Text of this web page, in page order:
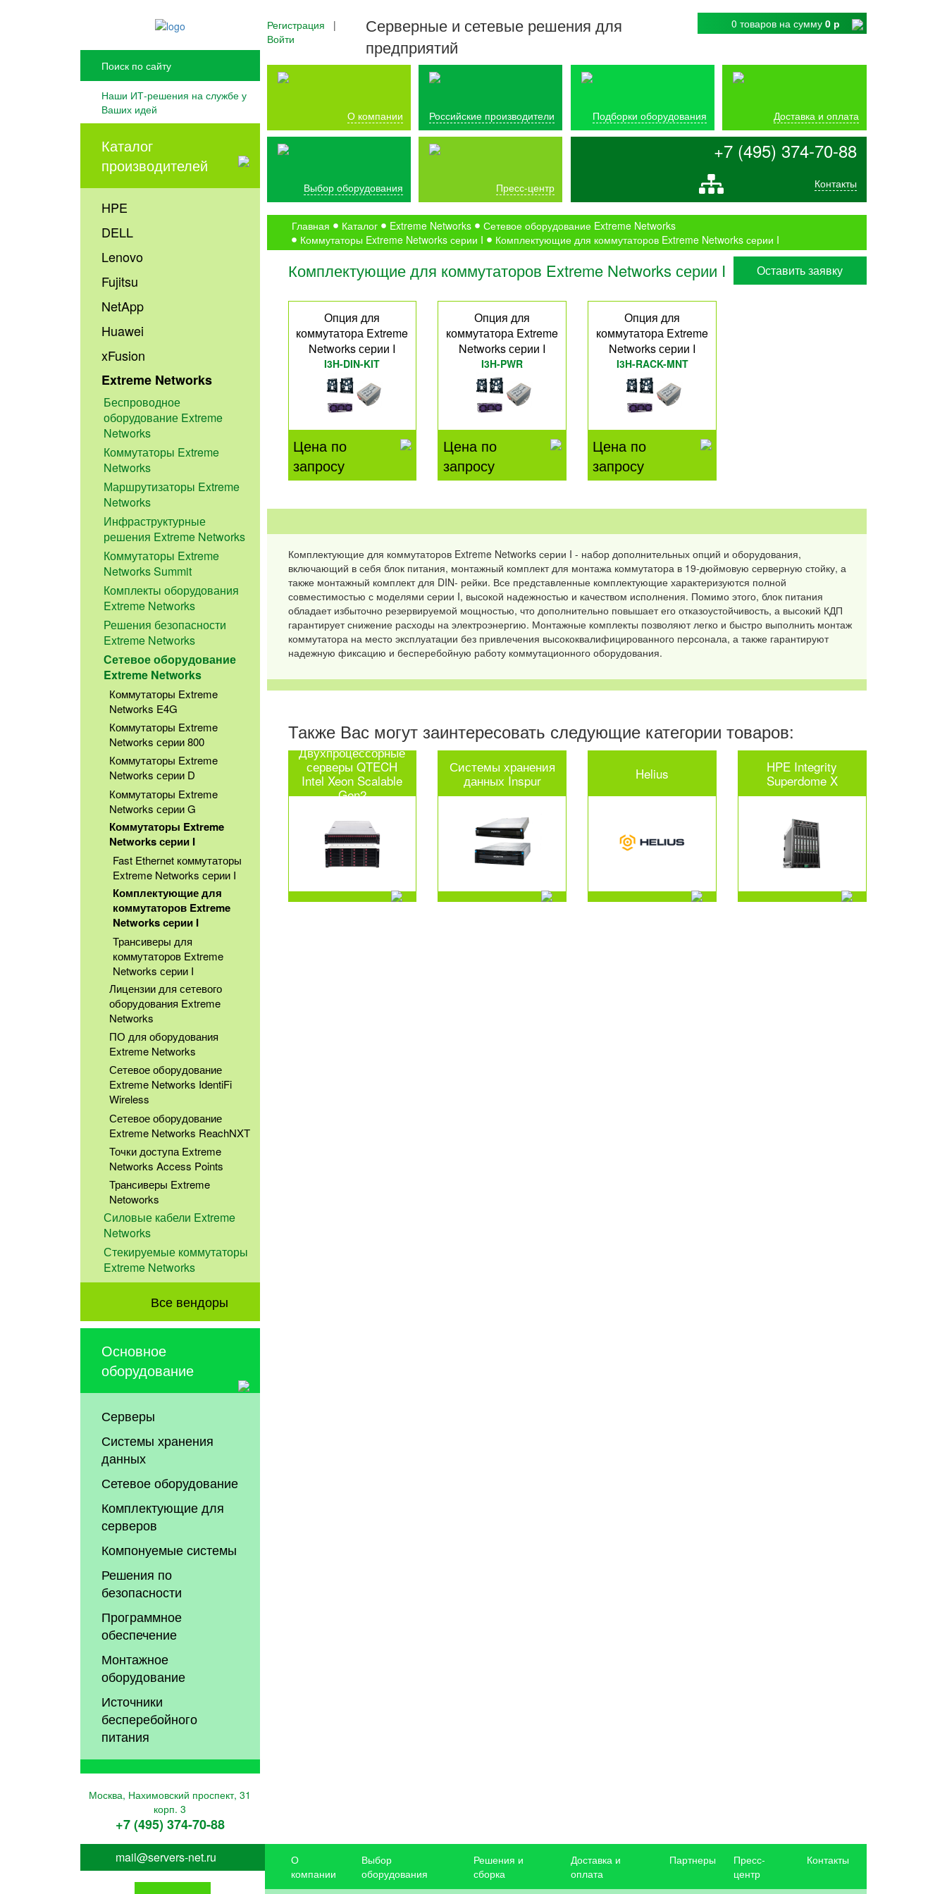
Наши ИТ-решения на службе у
Ваших идей
Каталог
производителей
HPE
DELL
Lenovo
Fujitsu
NetApp
Huawei
xFusion
Extreme Networks
Беспроводное
оборудование Extreme
Networks
Коммутаторы Extreme
Networks
Маршрутизаторы Extreme
Networks
Инфраструктурные
решения Extreme Networks
Коммутаторы Extreme
Networks Summit
Комплекты оборудования
Extreme Networks
Решения безопасности
Extreme Networks
Сетевое оборудование
Extreme Networks
Коммутаторы Extreme
Networks E4G
Коммутаторы Extreme
Networks серии 800
Коммутаторы Extreme
Networks серии D
Коммутаторы Extreme
Networks серии G
Коммутаторы Extreme
Networks серии I
Fast Ethernet коммутаторы
Extreme Networks серии I
Комплектующие для
коммутаторов Extreme
Networks серии I
Трансиверы для
коммутаторов Extreme
Networks серии I
Лицензии для сетевого
оборудования Extreme
Networks
ПО для оборудования
Extreme Networks
Сетевое оборудование
Extreme Networks IdentiFi
Wireless
Сетевое оборудование
Extreme Networks ReachNXT
Точки доступа Extreme
Networks Access Points
Трансиверы Extreme
Netoworks
Силовые кабели Extreme
Networks
Стекируемые коммутаторы
Extreme Networks
Все вендоры
Основное
оборудование
Серверы
Системы хранения
данных
Сетевое оборудование
Комплектующие для
серверов
Компонуемые системы
Решения по
безопасности
Программное
обеспечение
Монтажное
оборудование
Источники
бесперебойного
питания
Москва, Нахимовский проспект, 31
корп. 3
+7 (495) 374-70-88
Регистрация |
Войти
Серверные и сетевые решения для
предприятий
0 товаров на сумму 0 р
О компании Российские производители Подборки оборудования Доставка и оплата
Выбор оборудования Пресс-центр
+7 (495) 374-70-88
Контакты
Главная Каталог Extreme Networks
Сетевое оборудование Extreme Networks
Коммутаторы Extreme Networks серии I
Комплектующие для коммутаторов Extreme Networks серии I
Комплектующие для коммутаторов Extreme Networks серии I Оставить заявку
Опция для
коммутатора Extreme
Networks серии I
I3H-DIN-KIT
Цена по
запросу
Опция для
коммутатора Extreme
Networks серии I
I3H-PWR
Цена по
запросу
Опция для
коммутатора Extreme
Networks серии I
I3H-RACK-MNT
Цена по
запросу
Комплектующие для коммутаторов Extreme Networks серии I - набор дополнительных опций и оборудования,
включающий в себя блок питания, монтажный комплект для монтажа коммутатора в 19-дюймовую серверную стойку, а
также монтажный комплект для DIN- рейки. Все представленные комплектующие характеризуются полной
совместимостью с моделями серии I, высокой надежностью и качеством исполнения. Помимо этого, блок питания
обладает избыточно резервируемой мощностью, что дополнительно повышает его отказоустойчивость, а высокий КДП
гарантирует снижение расходы на электроэнергию. Монтажные комплекты позволяют легко и быстро выполнить монтаж
коммутатора на место эксплуатации без привлечения высококвалифицированного персонала, а также гарантируют
надежную фиксацию и бесперебойную работу коммутационного оборудования.
Также Вас могут заинтересовать следующие категории товаров:
Двухпроцессорные
серверы QTECH
Intel Xeon Scalable
Gen2
Системы хранения
данных Inspur
Helius
HPE Integrity
Superdome X
mail@servers-net.ru
О
компании
Выбор
оборудования
Решения и
сборка
Доставка и
оплата
Партнеры
Пресс-
центр
Контакты